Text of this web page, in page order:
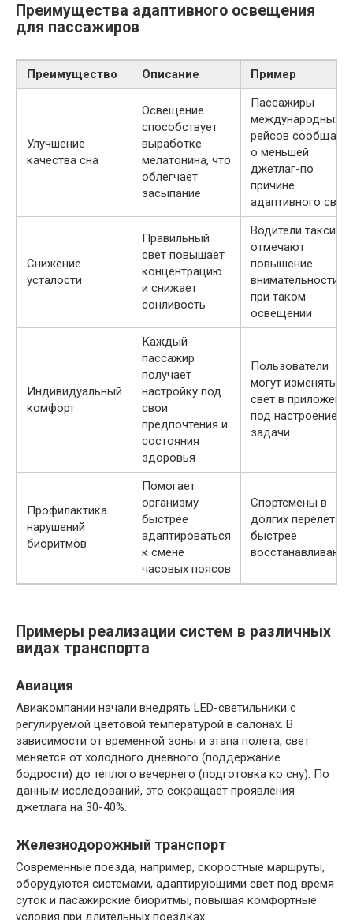
Преимущества адаптивного освещения
для пассажиров
Преимущество Описание Пример
Улучшение
качества сна
Освещение
способствует
выработке
мелатонина, что
облегчает
засыпание
Пассажиры
международных
рейсов сообщают
о меньшей
джетлаг-по
причине
адаптивного
Снижение
усталости
Правильный
свет повышает
концентрацию
и снижает
сонливость
Водители такси
отмечают
повышение
внимательности
при таком
освещении
Индивидуальный
комфорт
Каждый
пассажир
получает
настройку под
свои
предпочтения и
состояния
здоровья
Пользователи
могут изменять
свет в приложении
под настроение
задачи
Профилактика
нарушений
биоритмов
Помогает
организму
быстрее
адаптироваться
к смене
часовых поясов
Спортсмены в
долгих перелетах
быстрее
Примеры реализации систем в различных
видах транспорта
Авиация
Авиакомпании начали внедрять LED-светильники с
регулируемой цветовой температурой в салонах. В
зависимости от временной зоны и этапа полета, свет
меняется от холодного дневного (поддержание
бодрости) до теплого вечернего (подготовка ко сну). По
данным исследований, это сокращает проявления
джетлага на 30-40%.
Железнодорожный транспорт
Современные поезда, например, скоростные маршруты,
оборудуются системами, адаптирующими свет под время
суток и пасажирские биоритмы, повышая комфортные
условия при длительных поездках.